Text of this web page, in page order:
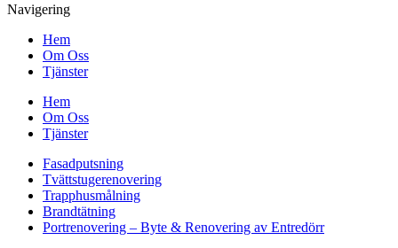
Navigering
Hem
Om Oss
Tjänster
Hem
Om Oss
Tjänster
Fasadputsning
Tvättstugerenovering
Trapphusmålning
Brandtätning
Portrenovering – Byte & Renovering av Entredörr